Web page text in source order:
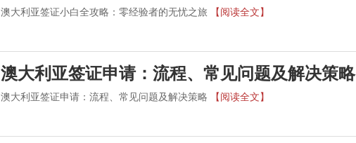
澳大利亚签证小白全攻略：零经验者的无忧之旅 【阅读全文】
澳大利亚签证申请：流程、常见问题及解决策略
澳大利亚签证申请：流程、常见问题及解决策略 【阅读全文】